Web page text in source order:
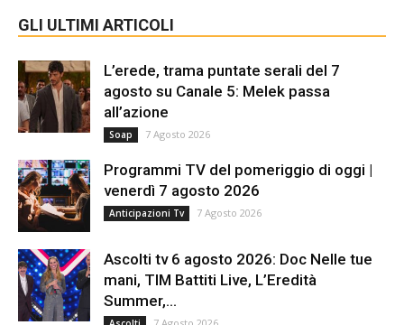
GLI ULTIMI ARTICOLI
L’erede, trama puntate serali del 7
agosto su Canale 5: Melek passa
all’azione
Soap 7 Agosto 2026
Programmi TV del pomeriggio di oggi |
venerdì 7 agosto 2026
Anticipazioni Tv 7 Agosto 2026
Ascolti tv 6 agosto 2026: Doc Nelle tue
mani, TIM Battiti Live, L’Eredità
Summer,...